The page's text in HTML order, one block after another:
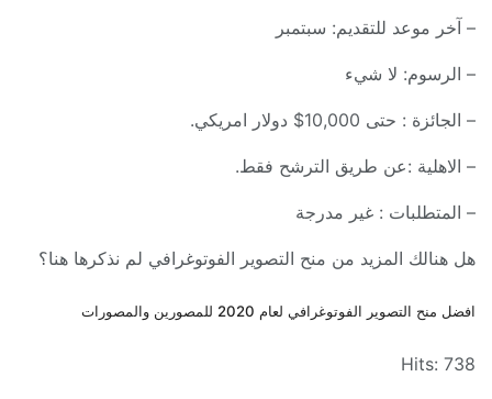
– آخر موعد للتقديم: سبتمبر
– الرسوم: لا شيء
– الجائزة : حتى 10,000$ دولار امريكي.
– الاهلية :عن طريق الترشح فقط.
– المتطلبات : غير مدرجة
هل هنالك المزيد من منح التصوير الفوتوغرافي لم نذكرها هنا؟
افضل منح التصوير الفوتوغرافي لعام 2020 للمصورين والمصورات
Hits: 738